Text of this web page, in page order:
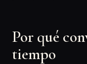
Por qué
tiempo